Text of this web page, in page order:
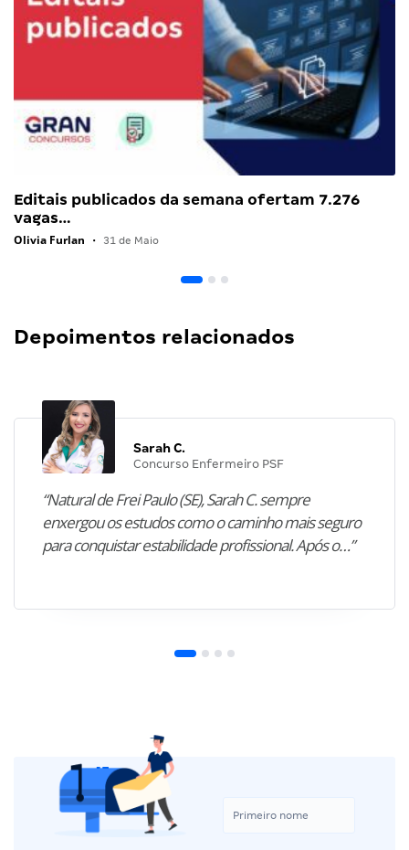
Editais publicados da semana ofertam 7.276
vagas…
Olivia Furlan • 31 de Maio
Depoimentos relacionados
Sarah C.
Concurso Enfermeiro PSF
“Natural de Frei Paulo (SE), Sarah C. sempre
enxergou os estudos como o caminho mais seguro
para conquistar estabilidade profissional. Após o…”